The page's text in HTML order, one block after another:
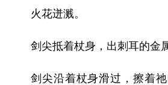
火花迸溅。
剑尖抵着杖身，出刺耳的金
剑尖沿着杖身滑过，擦着